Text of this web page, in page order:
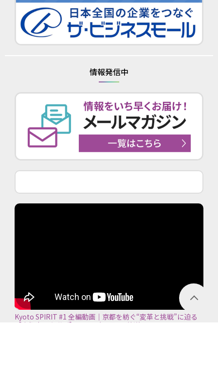
情報発信中
Kyoto SPIRIT #1 全編動画｜京都を紡ぐ“変革と挑戦”に迫る
【京都商工会議所】＜2026年7月5日放送＞